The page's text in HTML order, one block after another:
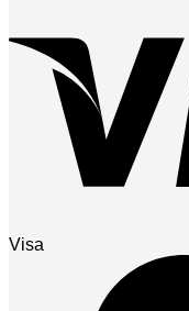
Visa